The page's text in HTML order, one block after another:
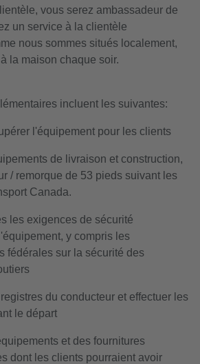
vous serez ambassadeur de
un service à la clientèle
nous sommes situés localement,
la maison chaque soir.
incluent les suivantes:
l'équipement pour les clients
de livraison et construction,
/ remorque de 53 pieds suivant les
Canada.
les exigences de sécurité
y compris les
fédérales sur la sécurité des
du conducteur et effectuer les
le départ
et des fournitures
dont les clients pourraient avoir